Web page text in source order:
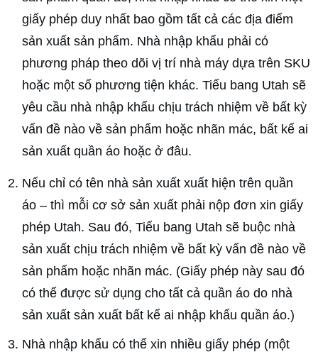
giấy phép duy nhất bao gồm tất cả các địa điểm
sản xuất sản phẩm. Nhà nhập khẩu phải có
phương pháp theo dõi vị trí nhà máy dựa trên SKU
hoặc một số phương tiện khác. Tiểu bang Utah sẽ
yêu cầu nhà nhập khẩu chịu trách nhiệm về bất kỳ
vấn đề nào về sản phẩm hoặc nhãn mác, bất kể ai
sản xuất quần áo hoặc ở đâu.
Nếu chỉ có tên nhà sản xuất xuất hiện trên quần
áo – thì mỗi cơ sở sản xuất phải nộp đơn xin giấy
phép Utah. Sau đó, Tiểu bang Utah sẽ buộc nhà
sản xuất chịu trách nhiệm về bất kỳ vấn đề nào về
sản phẩm hoặc nhãn mác. (Giấy phép này sau đó
có thể được sử dụng cho tất cả quần áo do nhà
sản xuất sản xuất bất kể ai nhập khẩu quần áo.)
Nhà nhập khẩu có thể xin nhiều giấy phép (một